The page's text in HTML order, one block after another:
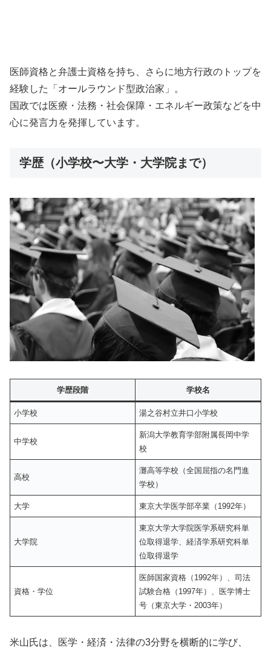
医師資格と弁護士資格を持ち、さらに地方行政のトップを
経験した「オールラウンド型政治家」。
国政では医療・法務・社会保障・エネルギー政策などを中
心に発言力を発揮しています。
学歴（小学校〜大学・大学院まで）
学歴段階 学校名
小学校 湯之谷村立井口小学校
中学校
新潟大学教育学部附属長岡中学
校
高校
灘高等学校（全国屈指の名門進
学校）
大学 東京大学医学部卒業（1992年）
大学院
東京大学大学院医学系研究科単
位取得退学、経済学系研究科単
位取得退学
資格・学位
医師国家資格（1992年）、司法
試験合格（1997年）、医学博士
号（東京大学・2003年）
米山氏は、医学・経済・法律の3分野を横断的に学び、